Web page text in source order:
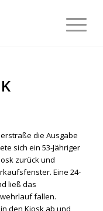
die Ausgabe
sich ein 53-Jähriger
zurück und
Eine 24-
ließ das
fallen.
den Kiosk ab und